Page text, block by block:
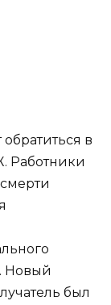
в
Работники
Новый
был